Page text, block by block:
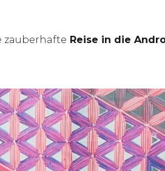
zauberhafte Reise in die